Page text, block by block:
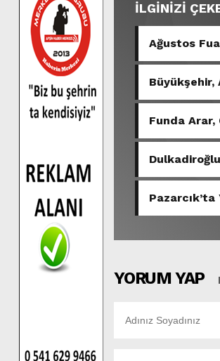
İLGİNİZİ
Ağustos
Büyükşehir,
Funda Arar,
YORUM YAP